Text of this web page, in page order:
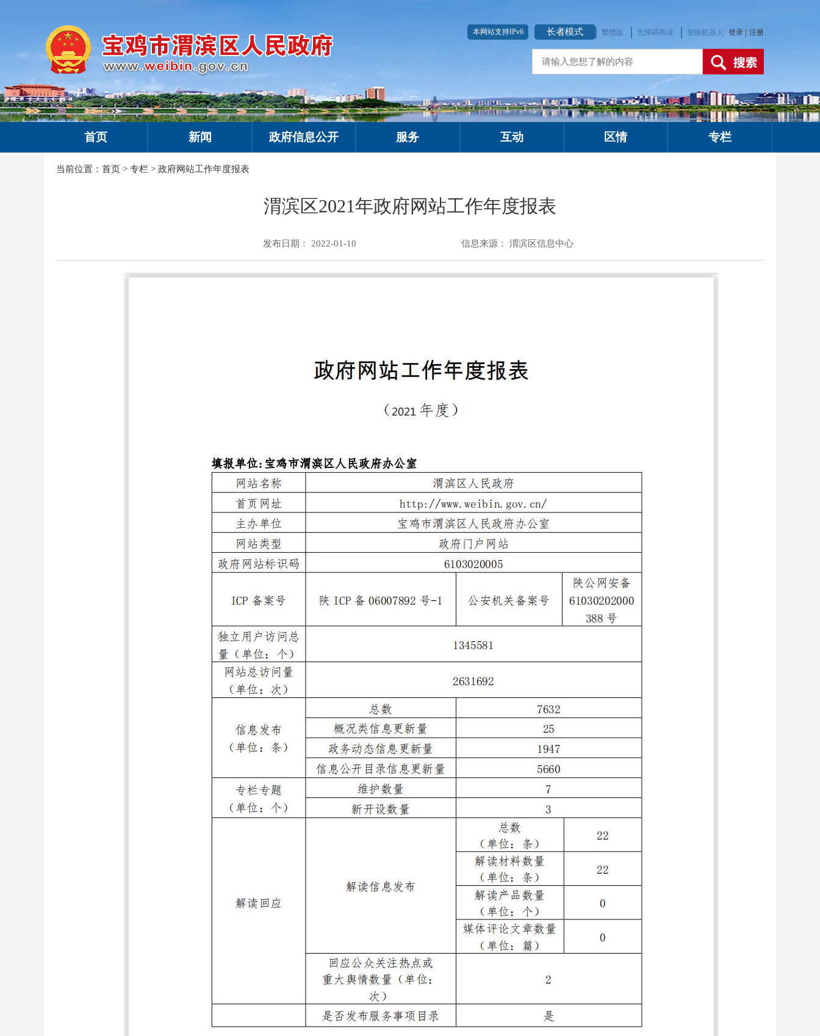
本网站支持IPv6 长者模式 繁體版 无障碍阅读 智能机器人 登录 | 注册
首页 新闻 政府信息公开 服务 互动 区情 专栏
当前位置： 首页 > 专栏 > 政府网站工作年度报表
渭滨区2021年政府网站工作年度报表
发布日期： 2022-01-10 信息来源： 渭滨区信息中心